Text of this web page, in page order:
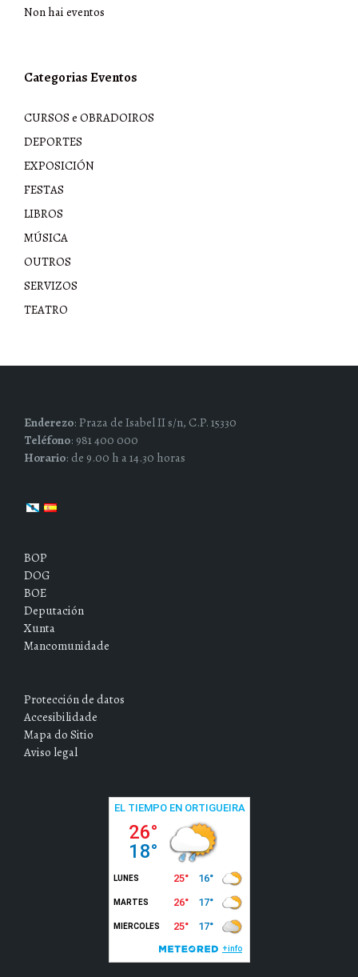
Non hai eventos
Categorias Eventos
CURSOS e OBRADOIROS
DEPORTES
EXPOSICIÓN
FESTAS
LIBROS
MÚSICA
OUTROS
SERVIZOS
TEATRO
Enderezo: Praza de Isabel II s/n, C.P. 15330
Teléfono: 981 400 000
Horario: de 9.00 h a 14.30 horas
BOP
DOG
BOE
Deputación
Xunta
Mancomunidade
Protección de datos
Accesibilidade
Mapa do Sitio
Aviso legal